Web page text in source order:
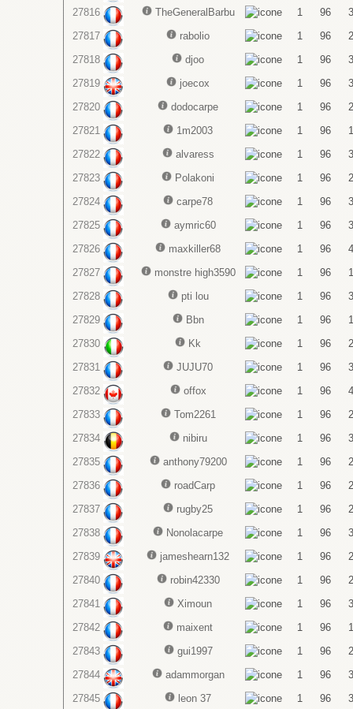
27816
TheGeneralBarbu 1 96
3
27817
rabolio 1 96
2
27818
djoo 1 96
3
27819
joecox 1 96
3
27820
dodocarpe 1 96
2
27821
1m2003 1 96
1
27822
alvaress 1 96
3
27823
Polakoni 1 96
2
27824
carpe78 1 96
3
27825
aymric60 1 96
3
27826
maxkiller68 1 96
4
27827
monstre high3590 1 96
1
27828
pti lou 1 96
3
27829
Bbn 1 96
1
27830
Kk 1 96
2
27831
JUJU70 1 96
3
27832
offox 1 96
4
27833
Tom2261 1 96
2
27834
nibiru 1 96
3
27835
anthony79200 1 96
2
27836
roadCarp 1 96
2
27837
rugby25 1 96
2
27838
Nonolacarpe 1 96
3
27839
jameshearn132 1 96
2
27840
robin42330 1 96
2
27841
Ximoun 1 96
3
27842
maixent 1 96
1
27843
gui1997 1 96
2
27844
adammorgan 1 96
3
27845
leon 37 1 96 3